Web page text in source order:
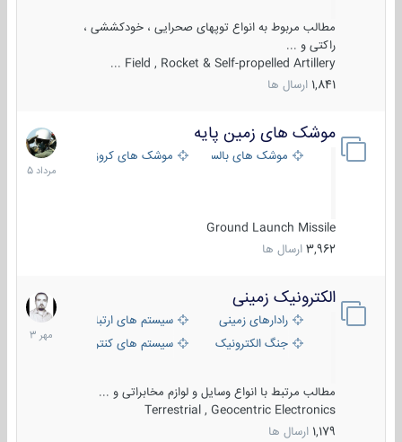
مطالب مربوط به انواع توپهای صحرایی ، خودکششی ،
راکتی و ...
Field , Rocket & Self-propelled Artillery ...
1,841 ارسال ها
موشک های زمین پایه
موشک های بالستیک موشک های کروز
Ground Launch Missile
3,962 ارسال ها
2
مرداد
1405
الکترونیک زمینی
رادارهای زمینی
سیستم های ارتباطی و جمع آوری
جنگ الکترونیک
سیستم های کنترل آتش و تجهیزات
مطالب مرتبط با انواع وسایل و لوازم مخابراتی و ...
Terrestrial , Geocentric Electronics
1,179 ارسال ها
1
مهر
1403